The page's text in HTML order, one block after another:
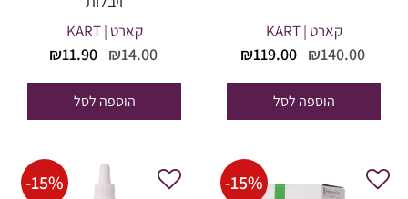
קארט | KART
₪140.00
המחיר
היה:
₪140.00.
₪119.00
הוספה לסל
קארט | KART
₪14.00
המחיר
היה:
₪14.00.
₪11.90
הוא:
הוספה לסל
-15%
-15%